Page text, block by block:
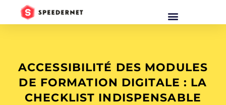
ACCESSIBILITÉ DES MODULES
DE FORMATION DIGITALE : LA
CHECKLIST INDISPENSABLE